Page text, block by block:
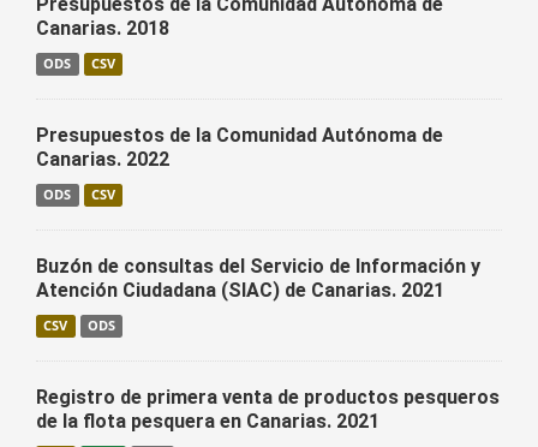
Canarias. 2018
ODS CSV
Presupuestos de la Comunidad Autónoma de
Canarias. 2022
ODS CSV
Buzón de consultas del Servicio de Información y
Atención Ciudadana (SIAC) de Canarias. 2021
CSV ODS
Registro de primera venta de productos pesqueros
de la flota pesquera en Canarias. 2021